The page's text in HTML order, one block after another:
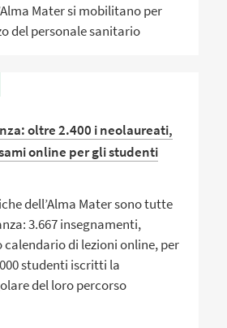
Mater si mobilitano per
del personale sanitario
oltre 2.400 i neolaureati,
online per gli studenti
dell’Alma Mater sono tutte
3.667 insegnamenti,
calendario di lezioni online, per
studenti iscritti la
del loro percorso